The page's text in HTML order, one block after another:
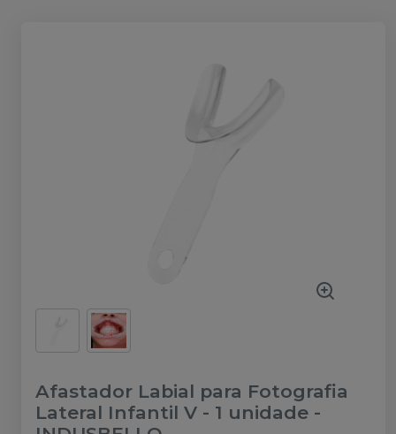
Afastador Labial para Fotografia
Lateral Infantil V - 1 unidade -